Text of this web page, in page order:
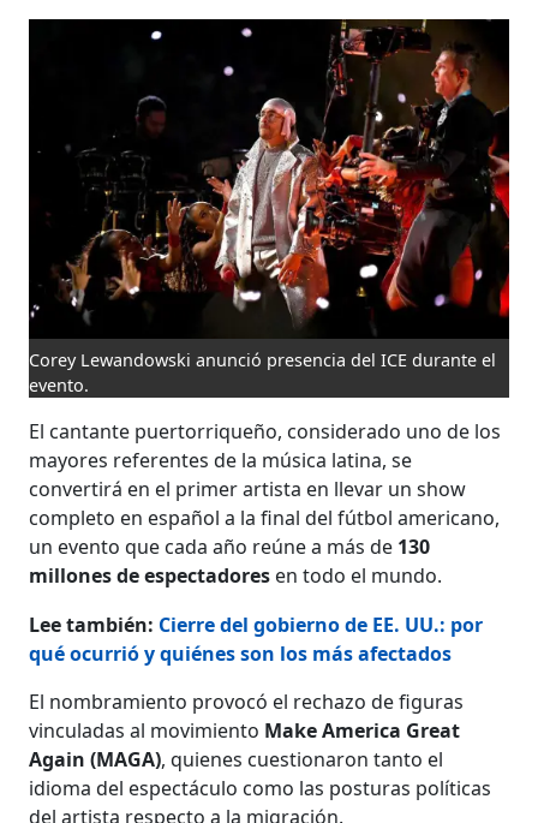
Corey Lewandowski anunció presencia del ICE durante el
evento.
El cantante puertorriqueño, considerado uno de los
mayores referentes de la música latina, se
convertirá en el primer artista en llevar un show
completo en español a la final del fútbol americano,
un evento que cada año reúne a más de 130
millones de espectadores en todo el mundo.
Lee también: Cierre del gobierno de EE. UU.: por
qué ocurrió y quiénes son los más afectados
El nombramiento provocó el rechazo de figuras
vinculadas al movimiento Make America Great
Again (MAGA), quienes cuestionaron tanto el
idioma del espectáculo como las posturas políticas
del artista respecto a la migración.